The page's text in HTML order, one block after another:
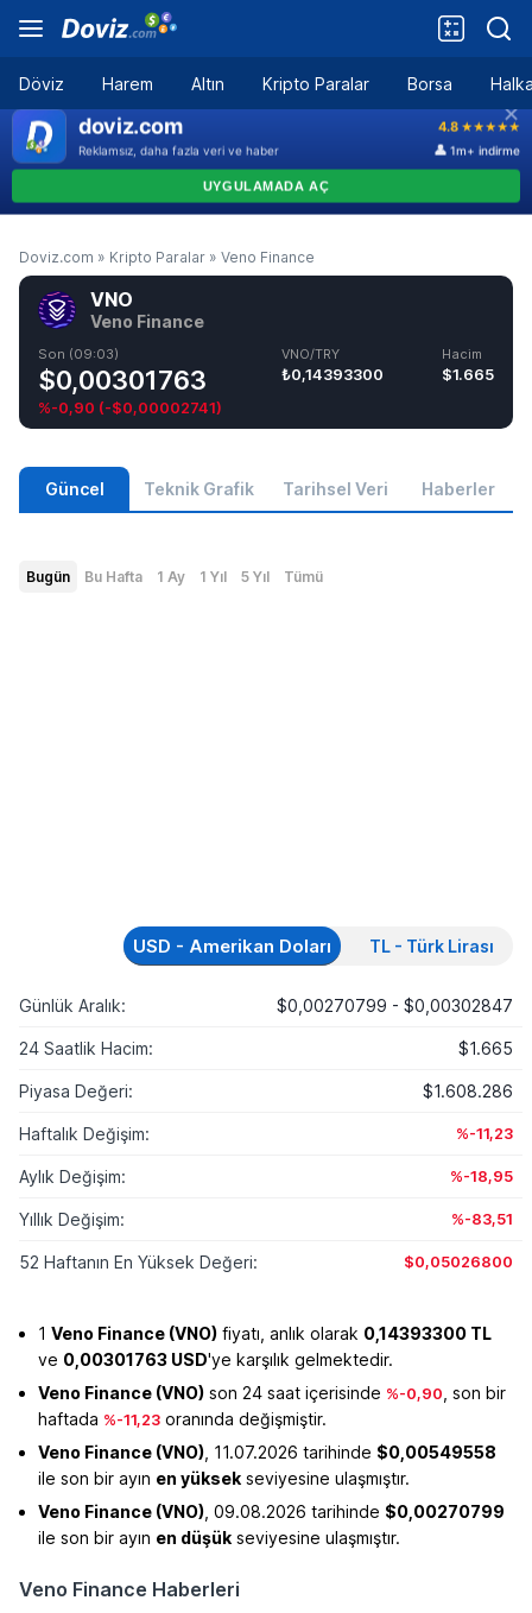
Döviz Harem Altın Kripto Paralar Borsa
Doviz.com » Kripto Paralar » Veno Finance
VNO
Veno Finance
Son (09:03)
$0,00301763
%-0,90 (-$0,00002741)
VNO/TRY
₺0,14393300
Hacim
$1.665
Güncel Teknik Grafik Tarihsel Veri Haberler
Bugün Bu Hafta 1 Ay 1 Yıl 5 Yıl Tümü
USD - Amerikan Doları TL - Türk Lirası
Günlük Aralık: $0,00270799 - $0,00302847
24 Saatlik Hacim: $1.665
Piyasa Değeri: $1.608.286
Haftalık Değişim: %-11,23
Aylık Değişim: %-18,95
Yıllık Değişim: %-83,51
52 Haftanın En Yüksek Değeri: $0,05026800
1 Veno Finance (VNO) fiyatı, anlık olarak 0,14393300 TL
ve 0,00301763 USD'ye karşılık gelmektedir.
Veno Finance (VNO) son 24 saat içerisinde %-0,90 , son bir
haftada %-11,23 oranında değişmiştir.
Veno Finance (VNO) , 11.07.2026 tarihinde $0,00549558
ile son bir ayın en yüksek seviyesine ulaşmıştır.
Veno Finance (VNO) , 09.08.2026 tarihinde $0,00270799
ile son bir ayın en düşük seviyesine ulaşmıştır.
Veno Finance Haberleri